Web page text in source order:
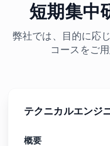
短期集中
弊社では、目的に応
コースをご
テクニカルエンジ
概要